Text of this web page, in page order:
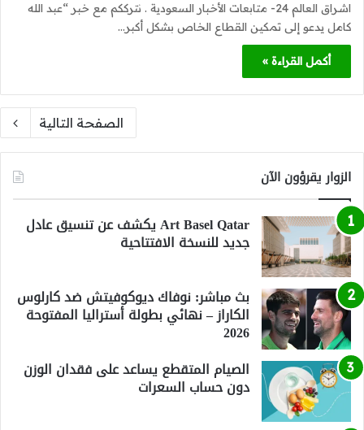
اشراق العالم 24- متابعات الأخبار السعودية . نترككم مع خبر “عبد الله
كامل يدعو إلى تمكين القطاع الخاص بشكل أكبر…
أكمل القراءة »
الصفحة التالية
الزوار يقرؤون الآن
Art Basel Qatar يكشف عن تنسيق عادل
جديد للنسخة الافتتاحية
بث مباشر: نوفاك ديوكوفيتش ضد كارلوس
الكاراز – نهائي بطولة أستراليا المفتوحة
2026
الصيام المتقطع يساعد على فقدان الوزن
دون حساب السعرات